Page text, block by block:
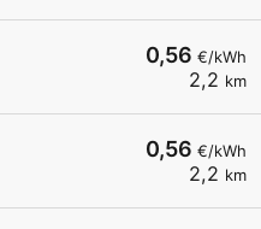
0,56 €/kWh
2,2 km
0,56 €/kWh
2,2 km